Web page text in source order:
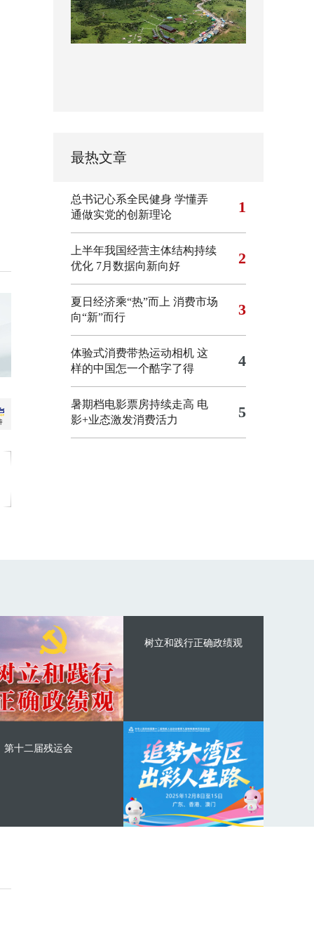
最热文章
总书记心系全民健身 学懂弄
通做实党的创新理论
1
上半年我国经营主体结构持续
优化 7月数据向新向好 2
夏日经济乘“热”而上 消费市场
向“新”而行
3
体验式消费带热运动相机 这
样的中国怎一个酷字了得
4
暑期档电影票房持续走高 电
影+业态激发消费活力
5
树立和践行正确政绩观
第十二届残运会